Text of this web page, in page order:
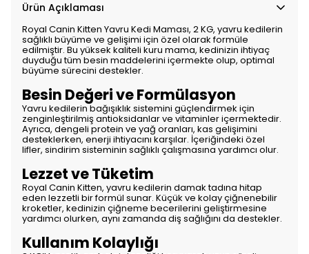
Ürün Açıklaması
Royal Canin Kitten Yavru Kedi Maması, 2 KG, yavru kedilerin
sağlıklı büyüme ve gelişimi için özel olarak formüle
edilmiştir. Bu yüksek kaliteli kuru mama, kedinizin ihtiyaç
duyduğu tüm besin maddelerini içermekte olup, optimal
büyüme sürecini destekler.
Besin Değeri ve Formülasyon
Yavru kedilerin bağışıklık sistemini güçlendirmek için
zenginleştirilmiş antioksidanlar ve vitaminler içermektedir.
Ayrıca, dengeli protein ve yağ oranları, kas gelişimini
desteklerken, enerji ihtiyacını karşılar. İçeriğindeki özel
lifler, sindirim sisteminin sağlıklı çalışmasına yardımcı olur.
Lezzet ve Tüketim
Royal Canin Kitten, yavru kedilerin damak tadına hitap
eden lezzetli bir formül sunar. Küçük ve kolay çiğnenebilir
kroketler, kedinizin çiğneme becerilerini geliştirmesine
yardımcı olurken, aynı zamanda diş sağlığını da destekler.
Kullanım Kolaylığı